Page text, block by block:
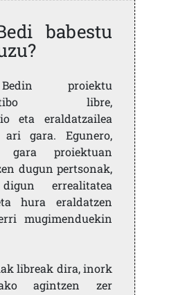
babestu
proiektu
libre,
eta eraldatzailea
ari gara. Egunero,
gara proiektuan
dugun pertsonak,
errealitatea
hura eraldatzen
mugimenduekin
libreak dira, inork
agintzen zer